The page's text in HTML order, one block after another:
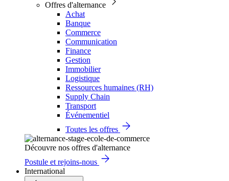
Offres d'alternance
Achat
Banque
Commerce
Communication
Finance
Gestion
Immobilier
Logistique
Ressources humaines (RH)
Supply Chain
Transport
Événementiel
Toutes les offres
Découvre nos offres d'alternance
Postule et rejoins-nous
International